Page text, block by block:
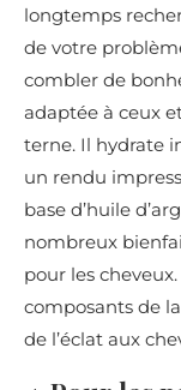
longtemps
de votre
combler de
adaptée à ceux
terne. Il hydrate
un rendu
base d’huile
nombreux
pour les
composants de
de l’éclat aux